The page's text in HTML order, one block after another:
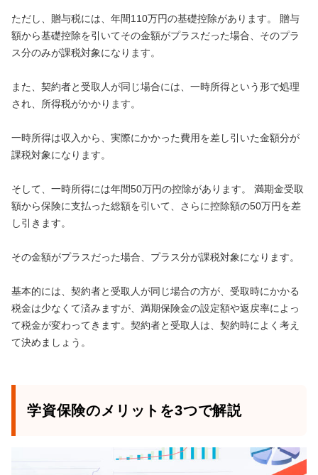
ただし、贈与税には、年間110万円の基礎控除があります。 贈与
額から基礎控除を引いてその金額がプラスだった場合、そのプラ
ス分のみが課税対象になります。
また、契約者と受取人が同じ場合には、一時所得という形で処理
され、所得税がかかります。
一時所得は収入から、実際にかかった費用を差し引いた金額分が
課税対象になります。
そして、一時所得には年間50万円の控除があります。 満期金受取
額から保険に支払った総額を引いて、さらに控除額の50万円を差
し引きます。
その金額がプラスだった場合、プラス分が課税対象になります。
基本的には、契約者と受取人が同じ場合の方が、受取時にかかる
税金は少なくて済みますが、満期保険金の設定額や返戻率によっ
て税金が変わってきます。契約者と受取人は、契約時によく考え
て決めましょう。
学資保険のメリットを3つで解説